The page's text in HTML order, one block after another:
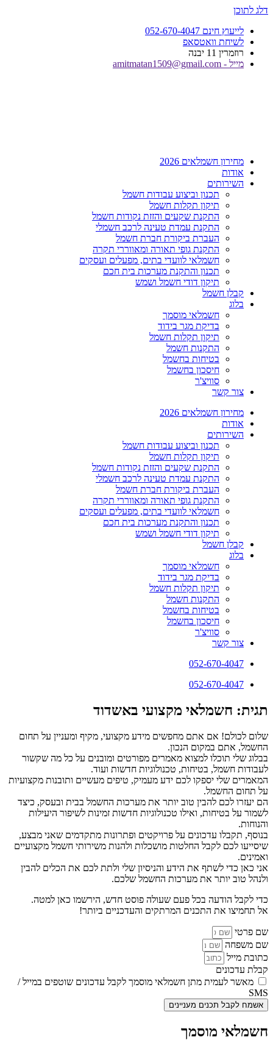
דלג לתוכן
לייעוץ חינם 052-670-4047
לשיחת וואטסאפ
רוזמרין 11 יבנה
מייל - amitmatan1509@gmail.com
מחירון חשמלאים 2026
אודות
השירותים
תכנון וביצוע עבודות חשמל
תיקון תקלות חשמל
התקנת שקעים והזזת נקודות חשמל
התקנת עמדת טעינה לרכב חשמלי
העברת ביקורת חברת חשמל
התקנת גופי תאורה ומאווררי תקרה
חשמלאי לוועדי בתים, מפעלים ועסקים
תכנון והתקנת מערכות בית חכם
תיקון דודי חשמל ושמש
קבלן חשמל
בלוג
חשמלאי מוסמך
בדיקת מגר בידוד
תיקון תקלות חשמל
התקנות חשמל
בטיחות בחשמל
חיסכון בחשמל
סוויצ'ר
צור קשר
מחירון חשמלאים 2026
אודות
השירותים
תכנון וביצוע עבודות חשמל
תיקון תקלות חשמל
התקנת שקעים והזזת נקודות חשמל
התקנת עמדת טעינה לרכב חשמלי
העברת ביקורת חברת חשמל
התקנת גופי תאורה ומאווררי תקרה
חשמלאי לוועדי בתים, מפעלים ועסקים
תכנון והתקנת מערכות בית חכם
תיקון דודי חשמל ושמש
קבלן חשמל
בלוג
חשמלאי מוסמך
בדיקת מגר בידוד
תיקון תקלות חשמל
התקנות חשמל
בטיחות בחשמל
חיסכון בחשמל
סוויצ'ר
צור קשר
052-670-4047
052-670-4047
תגית: חשמלאי מקצועי באשדוד
שלום לכולם! אם אתם מחפשים מידע מקצועי, מקיף ומעניין על תחום
החשמל, אתם במקום הנכון.
בבלוג שלי תוכלו למצוא מאמרים מפורטים ומובנים על כל מה שקשור
לעבודות חשמל, בטיחות, טכנולוגיות חדשות ועוד.
המאמרים שלי יספקו לכם ידע מעמיק, טיפים מעשיים ותובנות מקצועיות
על תחום החשמל.
הם יעזרו לכם להבין טוב יותר את מערכות החשמל בבית ובעסק, כיצד
לשמור על בטיחות, ואילו טכנולוגיות חדשות זמינות לשיפור היעילות
והנוחות.
בנוסף, תקבלו עדכונים על פרויקטים ופתרונות מתקדמים שאני מבצע,
שיסייעו לכם לקבל החלטות מושכלות ולהנות משירותי חשמל מקצועיים
ואמינים.
אני כאן כדי לשתף את הידע והניסיון שלי ולתת לכם את הכלים להבין
ולנהל טוב יותר את מערכות החשמל שלכם.
כדי לקבל הודעה בכל פעם שעולה פוסט חדש, הירשמו כאן למטה.
אל תחמיצו את התכנים המרתקים והעדכניים ביותר!
שם פרטי
שם משפחה
כתובת מייל
קבלת עדכונים
מאשר לעמית מתן חשמלאי מוסמך לקבל עדכונים שוטפים במייל /
SMS
אשמח לקבל תכנים מעניינים
חשמלאי מוסמך